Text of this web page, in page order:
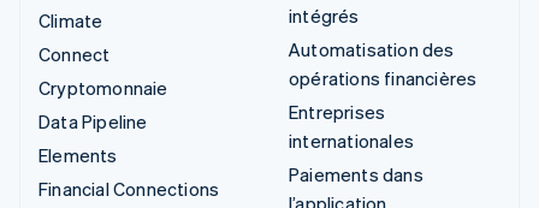
Climate
Connect
Cryptomonnaie
Data Pipeline
Elements
Financial Connections
intégrés
Automatisation des
opérations financières
Entreprises
internationales
Paiements dans
l’application